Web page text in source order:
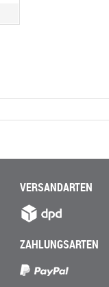
VERSANDARTEN
ZAHLUNGSARTEN